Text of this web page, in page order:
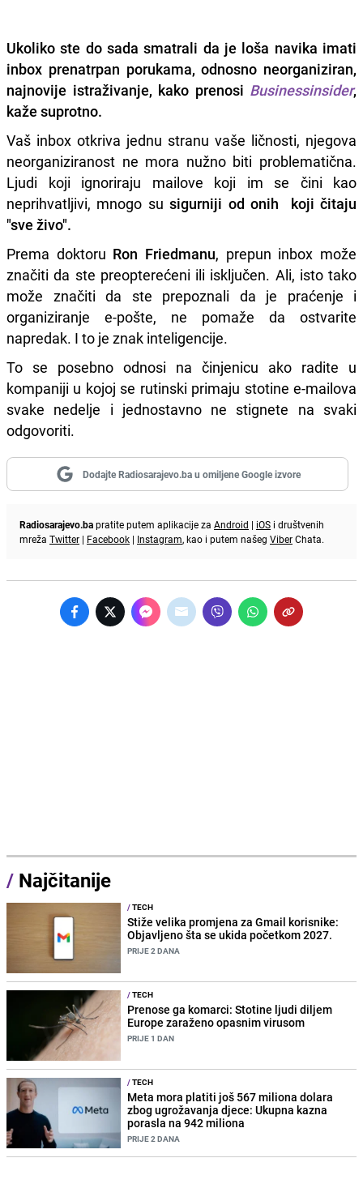
Ukoliko ste do sada smatrali da je loša navika imati
inbox prenatrpan porukama, odnosno neorganiziran,
najnovije istraživanje, kako prenosi Businessinsider,
kaže suprotno.
Vaš inbox otkriva jednu stranu vaše ličnosti, njegova
neorganiziranost ne mora nužno biti problematična.
Ljudi koji ignoriraju mailove koji im se čini kao
neprihvatljivi, mnogo su sigurniji od onih koji čitaju
"sve živo".
Prema doktoru Ron Friedmanu, prepun inbox može
značiti da ste preopterećeni ili isključen. Ali, isto tako
može značiti da ste prepoznali da je praćenje i
organiziranje e-pošte, ne pomaže da ostvarite
napredak. I to je znak inteligencije.
To se posebno odnosi na činjenicu ako radite u
kompaniji u kojoj se rutinski primaju stotine e-mailova
svake nedelje i jednostavno ne stignete na svaki
odgovoriti.
Dodajte Radiosarajevo.ba u omiljene Google izvore
Radiosarajevo.bapratite putem aplikacije za Android | iOS i društvenih
mreža Twitter | Facebook | Instagram, kao i putem našeg ViberChata.
/ Najčitanije
/TECH
Stiže velika promjena za Gmail korisnike:
Objavljeno šta se ukida početkom 2027.
PRIJE 2 DANA
/TECH
Prenose ga komarci: Stotine ljudi diljem
Europe zaraženo opasnim virusom
PRIJE 1 DAN
/TECH
Meta mora platiti još 567 miliona dolara
zbog ugrožavanja djece: Ukupna kazna
porasla na 942 miliona
PRIJE 2 DANA